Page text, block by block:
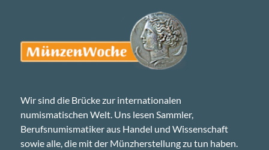
Wir sind die Brücke zur internationalen
numismatischen Welt. Uns lesen Sammler,
Berufsnumismatiker aus Handel und Wissenschaft
sowie alle, die mit der Münzherstellung zu tun haben.